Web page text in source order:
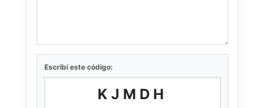
Escribí este código:
KJMDH